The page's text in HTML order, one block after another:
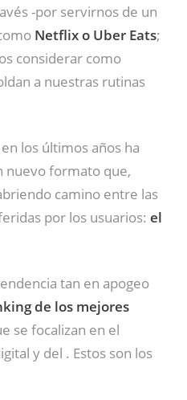
-por servirnos de un
Netflix o Uber Eats;
considerar como
a nuestras rutinas
los últimos años ha
nuevo formato que,
camino entre las
por los usuarios: el
tan en apogeo
de los mejores
se focalizan en el
y del . Estos son los